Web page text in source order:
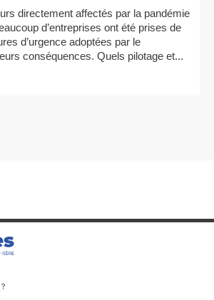
directement affectés par la pandémie
d’entreprises ont été prises de
d’urgence adoptées par le
conséquences. Quels pilotage et...